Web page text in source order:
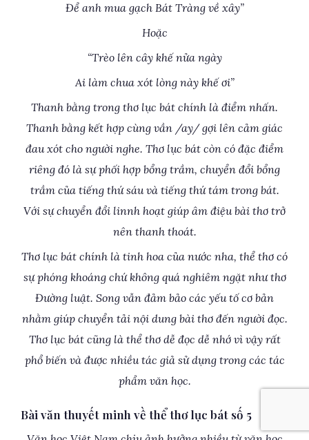
Để anh mua gạch Bát Tràng về xây”
Hoặc
“Trèo lên cây khế nửa ngày
Ai làm chua xót lòng này khế ơi”
Thanh bằng trong thơ lục bát chính là điểm nhấn.
Thanh bằng kết hợp cùng vần /ay/ gợi lên cảm giác
đau xót cho người nghe. Thơ lục bát còn có đặc điểm
riêng đó là sự phối hợp bổng trầm, chuyển đổi bổng
trầm của tiếng thứ sáu và tiếng thứ tám trong bát.
Với sự chuyển đổi linnh hoạt giúp âm điệu bài thơ trở
nên thanh thoát.
Thơ lục bát chính là tinh hoa của nước nha, thể thơ có
sự phóng khoáng chứ không quá nghiêm ngặt như thơ
Đường luật. Song vẫn đảm bảo các yếu tố cơ bản
nhằm giúp chuyển tải nội dung bài thơ đến người đọc.
Thơ lục bát cũng là thể thơ dễ đọc dễ nhớ vì vậy rất
phổ biến và được nhiều tác giả sử dụng trong các tác
phẩm văn học.
Bài văn thuyết minh về thể thơ lục bát số 5